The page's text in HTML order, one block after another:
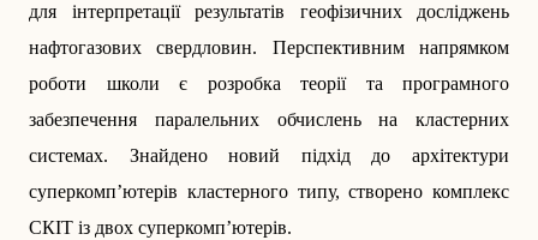
для інтерпретації результатів геофізичних дослід­жень
нафтогазових свердловин. Перспективним напрямком
роботи школи є розробка теорії та програмного
забезпечення паралельних обчислень на кластерних
системах. Знайдено новий підхід до архітектури
суперкомп’ютерів кластерного типу, створено комплекс
СКІТ із двох суперкомп’ютерів.